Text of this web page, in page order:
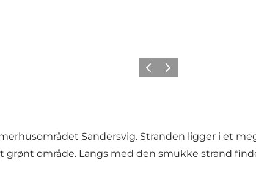
ForrigeNæste
Sandersvig. Stranden ligger i et
område. Langs med den smukke strand